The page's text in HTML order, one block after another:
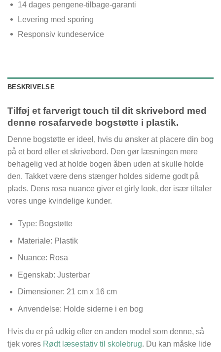
14 dages pengene-tilbage-garanti
Levering med sporing
Responsiv kundeservice
BESKRIVELSE
Tilføj et farverigt touch til dit skrivebord med
denne rosafarvede bogstøtte i plastik.
Denne bogstøtte er ideel, hvis du ønsker at placere din bog
på et bord eller et skrivebord. Den gør læsningen mere
behagelig ved at holde bogen åben uden at skulle holde
den. Takket være dens stænger holdes siderne godt på
plads. Dens rosa nuance giver et girly look, der især tiltaler
vores unge kvindelige kunder.
Type: Bogstøtte
Materiale: Plastik
Nuance: Rosa
Egenskab: Justerbar
Dimensioner: 21 cm x 16 cm
Anvendelse: Holde siderne i en bog
Hvis du er på udkig efter en anden model som denne, så
tjek vores Rødt læsestativ til skolebrug. Du kan måske lide